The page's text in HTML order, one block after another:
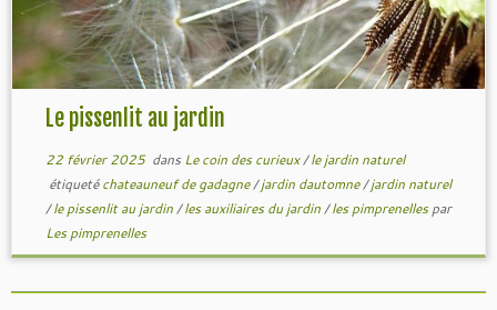
Le pissenlit au jardin
22 février 2025dans Le coin des curieux/le jardin naturel
étiquetéchateauneuf de gadagne/jardin dautomne/jardin naturel
/le pissenlit au jardin/les auxiliaires du jardin/les pimprenellespar
Les pimprenelles